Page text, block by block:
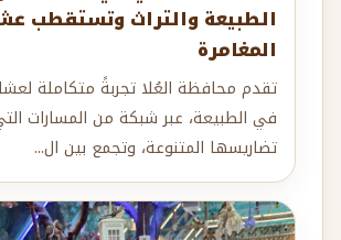
الطبيعة والتراث وتستقطب
المغامرة
تقدم محافظة العُلا تجربةً متكاملة
في الطبيعة، عبر شبكة من المسارات
تضاريسها المتنوعة، وتجمع بين ال...